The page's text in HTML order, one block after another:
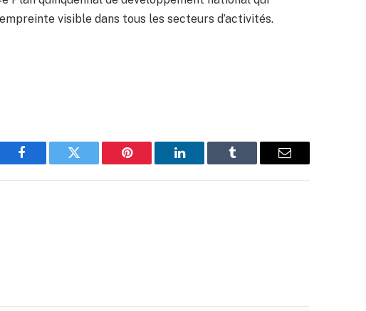
visible dans tous les secteurs d’activités.
Facebook Twitter Pinterest LinkedIn Tumblr Email